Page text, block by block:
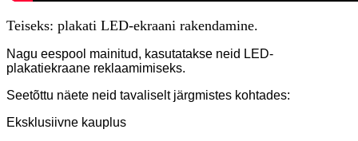
Teiseks: plakati LED-ekraani rakendamine.
Nagu eespool mainitud, kasutatakse neid LED-
plakatiekraane reklaamimiseks.
Seetõttu näete neid tavaliselt järgmistes kohtades:
Eksklusiivne kauplus